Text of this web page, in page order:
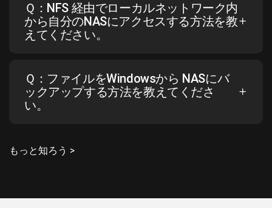
Ｑ：NFS 経由でローカルネットワーク内
から自分のNASにアクセスする方法を教
えてください。
Ｑ：ファイルをWindowsから NASにバ
ックアップする方法を教えてくださ
い。
もっと知ろう >